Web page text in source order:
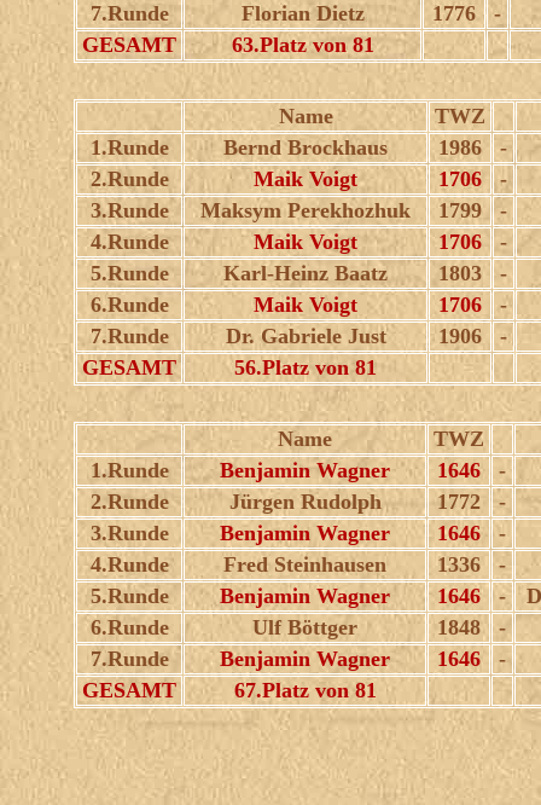
7.Runde
Florian Dietz 1776
-
GESAMT
63.Platz von 81
Name
TWZ
1.Runde
Bernd Brockhaus 1986
-
2.Runde
Maik Voigt 1706
-
3.Runde
Maksym Perekhozhuk 1799
-
4.Runde
Maik Voigt 1706
-
5.Runde
Karl-Heinz Baatz 1803
-
6.Runde
Maik Voigt 1706
-
7.Runde
Dr. Gabriele Just 1906
-
GESAMT
56.Platz von 81
Name
TWZ
1.Runde
Benjamin Wagner 1646
-
2.Runde
Jürgen Rudolph 1772
-
3.Runde
Benjamin Wagner 1646
-
4.Runde
Fred Steinhausen 1336
-
5.Runde
Benjamin Wagner 1646 -
6.Runde
Ulf Böttger 1848
-
7.Runde
Benjamin Wagner 1646
-
GESAMT
67.Platz von 81